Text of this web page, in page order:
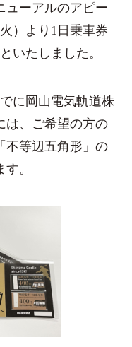
ューアルのアピー
）より1日乗車券
いたしました。
に岡山電気軌道株
は、ご希望の方の
不等辺五角形」の
。